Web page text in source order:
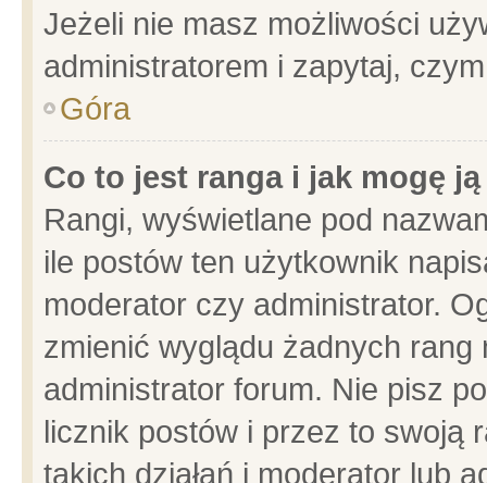
Jeżeli nie masz możliwości
administratorem i zapytaj,
Góra
Co to jest ranga i jak mogę
Rangi, wyświetlane pod
ile postów ten użytkownik
moderator czy administrator.
zmienić wyglądu żadnych
administrator forum. Nie pisz
licznik postów i przez to swoją
takich działań i moderator lub